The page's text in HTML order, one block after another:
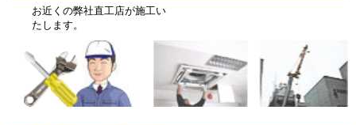
お近くの弊社直工店が施工い
たします。